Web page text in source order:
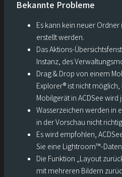
Bekannte Probleme
Es kann kein neuer
erstellt werden.
Das Aktions-
Instanz, des
Drag & Drop von einem
Explorer® ist nicht
Mobilgerät in ACDSee
Wasserzeichen werden in
in der Vorschau nicht
Es wird empfohlen,
Sie eine Lightroom™-
Die Funktion „Layout
mit mehreren Bildern